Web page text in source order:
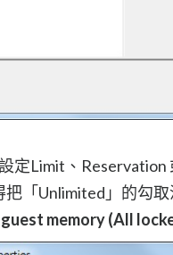
定Limit、Reservation
把「Unlimited」的勾取
memory (All